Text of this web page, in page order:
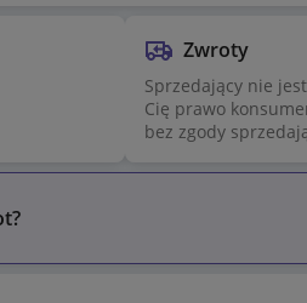
Zwroty
Sprzedający nie
Cię prawo
bez zgody